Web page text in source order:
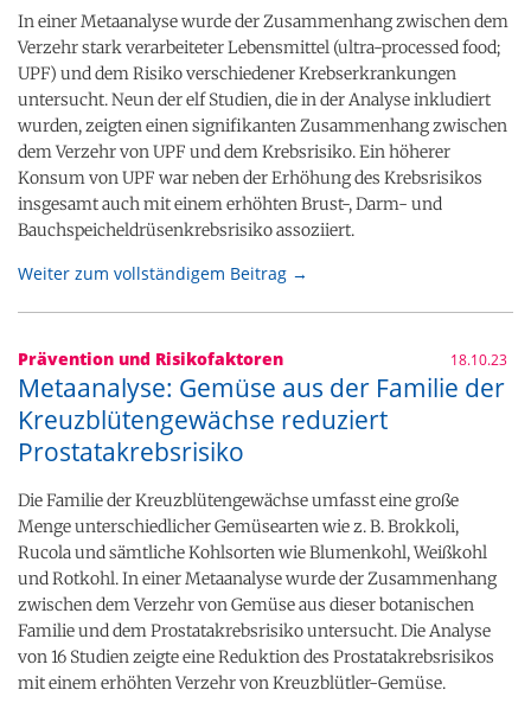
In einer Metaanalyse wurde der Zusammenhang zwischen dem
Verzehr stark verarbeiteter Lebensmittel (ultra-processed food;
UPF) und dem Risiko verschiedener Krebserkrankungen
untersucht. Neun der elf Studien, die in der Analyse inkludiert
wurden, zeigten einen signifikanten Zusammenhang zwischen
dem Verzehr von UPF und dem Krebsrisiko. Ein höherer
Konsum von UPF war neben der Erhöhung des Krebsrisikos
insgesamt auch mit einem erhöhten Brust-, Darm- und
Bauchspeicheldrüsenkrebsrisiko assoziiert.
Weiter zum vollständigem Beitrag →
Prävention und Risikofaktoren 18.10.23
Metaanalyse: Gemüse aus der Familie der
Kreuzblütengewächse reduziert
Prostatakrebsrisiko
Die Familie der Kreuzblütengewächse umfasst eine große
Menge unterschiedlicher Gemüsearten wie z. B. Brokkoli,
Rucola und sämtliche Kohlsorten wie Blumenkohl, Weißkohl
und Rotkohl. In einer Metaanalyse wurde der Zusammenhang
zwischen dem Verzehr von Gemüse aus dieser botanischen
Familie und dem Prostatakrebsrisiko untersucht. Die Analyse
von 16 Studien zeigte eine Reduktion des Prostatakrebsrisikos
mit einem erhöhten Verzehr von Kreuzblütler-Gemüse.